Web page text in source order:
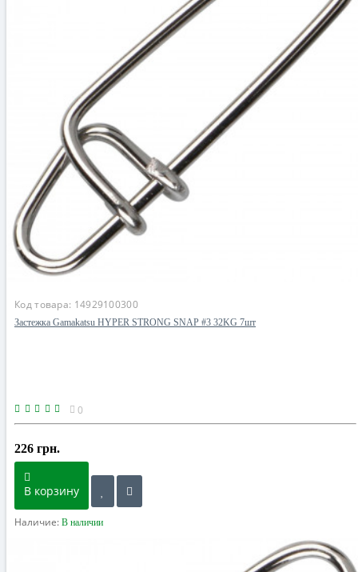
Код товара: 14929100300
Застежка Gamakatsu HYPER STRONG SNAP #3 32KG 7шт
0
226 грн.
В корзину
Наличие: В наличии